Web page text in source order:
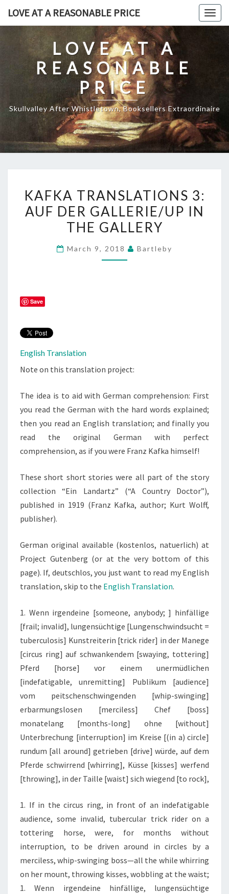
LOVE AT A REASONABLE PRICE
LOVE AT A
REASONABLE
PRICE
Skullvalley After Whistletown, Booksellers Extraordinaire
TRANSLATIONS
AUF
GALLERIE/UP
KAFKA TRANSLATIONS 3:
AUF DER GALLERIE/UP IN
THE GALLERY
March 9, 2018 Bartleby
Save
English Translation
Note on this translation project:
The idea is to aid with German comprehension: First
you read the German with the hard words explained;
then you read an English translation; and finally you
read the original German with perfect
comprehension, as if you were Franz Kafka himself!
These short short stories were all part of the story
collection “Ein Landartz” (“A Country Doctor”),
published in 1919 (Franz Kafka, author; Kurt Wolff,
publisher).
German original available (kostenlos, natuerlich) at
Project Gutenberg (or at the very bottom of this
page). If, deutschlos, you just want to read my English
translation, skip to the English Translation.
1. Wenn irgendeine [someone, anybody; ] hinfällige
[frail; invalid], lungensüchtige [Lungenschwindsucht =
tuberculosis] Kunstreiterin [trick rider] in der Manege
[circus ring] auf schwankendem [swaying, tottering]
Pferd [horse] vor einem unermüdlichen
[indefatigable, unremitting] Publikum [audience]
vom peitschenschwingenden [whip-swinging]
erbarmungslosen [merciless] Chef [boss]
monatelang [months-long] ohne [without]
Unterbrechung [interruption] im Kreise [(in a) circle]
rundum [all around] getrieben [drive] würde, auf dem
Pferde schwirrend [whirring], Küsse [kisses] werfend
[throwing], in der Taille [waist] sich wiegend [to rock],
1. If in the circus ring, in front of an indefatigable
audience, some invalid, tubercular trick rider on a
tottering horse, were, for months without
interruption, to be driven around in circles by a
merciless, whip-swinging boss—all the while whirring
on her mount, throwing kisses, wobbling at the waist;
1. Wenn irgendeine hinfällige, lungensüchtige